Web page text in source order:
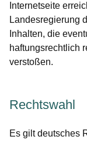
Internetseite
Landesregierung
Inhalten, die
haftungsrechtlich
verstoßen.
Rechtswahl
Es gilt deutsches